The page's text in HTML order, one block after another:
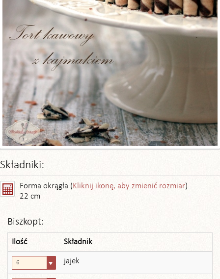
Składniki:
Forma okrągła (Kliknij ikonę, aby zmienić rozmiar)
22 cm
Biszkopt:
Ilość Składnik
6 jajek